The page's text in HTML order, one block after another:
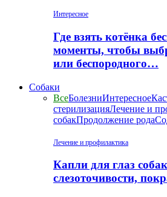
Интересное
Где взять котёнка
моменты, чтобы
или беспородного…
Собаки
ВсеБолезниИнтересное
стерилизацияЛечение и
собакПродолжение рода
Лечение и профилактика
Капли для глаз
слезоточивости,